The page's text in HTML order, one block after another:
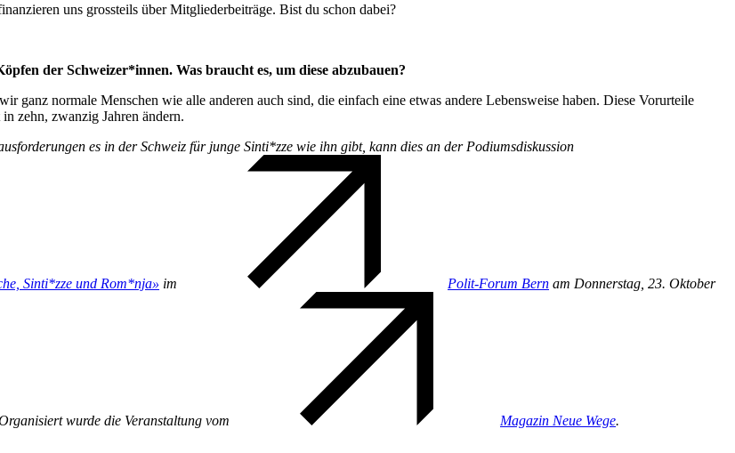
uns grossteils über Mitgliederbeiträge. Bist du schon dabei?
der Schweizer*innen. Was braucht es, um diese abzubauen?
ganz normale Menschen wie alle anderen auch sind, die einfach eine etwas andere Lebensweise haben. Diese Vorurteile
zehn, zwanzig Jahren ändern.
es in der Schweiz für junge Sinti*zze wie ihn gibt, kann dies an der Podiumsdiskussion
Sinti*zze und Rom*nja» im Polit-Forum Bern am Donnerstag, 23. Oktober
wurde die Veranstaltung vom Magazin Neue Wege.